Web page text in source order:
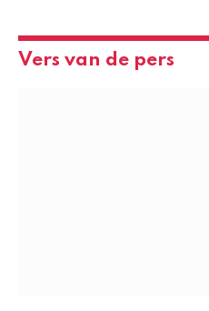
Vers van de pers